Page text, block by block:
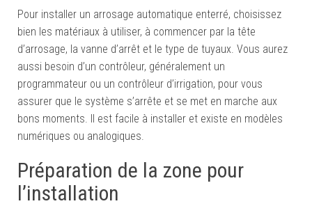
Pour installer un arrosage automatique enterré, choisissez
bien les matériaux à utiliser, à commencer par la tête
d’arrosage, la vanne d’arrêt et le type de tuyaux. Vous aurez
aussi besoin d’un contrôleur, généralement un
programmateur ou un contrôleur d’irrigation, pour vous
assurer que le système s’arrête et se met en marche aux
bons moments. Il est facile à installer et existe en modèles
numériques ou analogiques.
Préparation de la zone pour
l’installation